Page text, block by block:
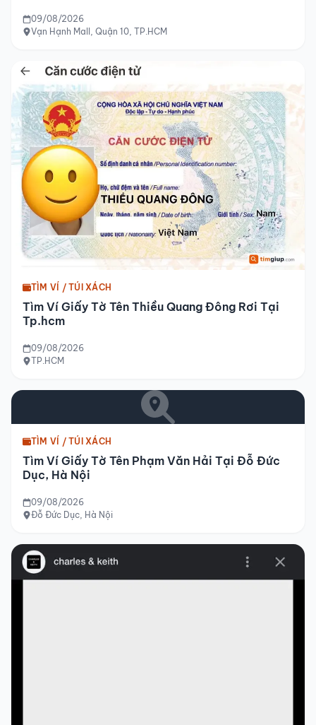
09/08/2026
Vạn Hạnh Mall, Quận 10, TP.HCM
TÌM VÍ / TÚI XÁCH
Tìm Ví Giấy Tờ Tên Thiều Quang Đông Rơi Tại
Tp.hcm
09/08/2026
TP.HCM
TÌM VÍ / TÚI XÁCH
Tìm Ví Giấy Tờ Tên Phạm Văn Hải Tại Đỗ Đức
Dục, Hà Nội
09/08/2026
Đỗ Đức Dục, Hà Nội